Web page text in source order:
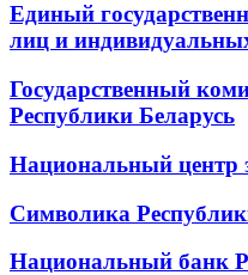
Единый
лиц и
Государственный
Республики Беларусь
Национальный центр
Символика
Национальный банк